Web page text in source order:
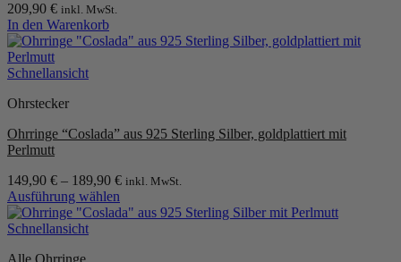
auf
der
Produktseite
gewählt
werden
209,90 € inkl. MwSt.
In den Warenkorb
Schnellansicht
Ohrstecker
Ohrringe “Coslada” aus 925 Sterling Silber, goldplattiert mit
Perlmutt
149,90 € – 189,90 € inkl. MwSt.
Ausführung wählen
Dieses
Produkt
Schnellansicht
Alle Ohrringe